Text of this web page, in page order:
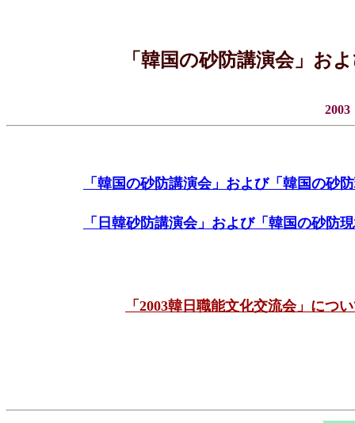
「韓国の砂防講演会」お
2003
「韓国の砂防講演会」および「韓国の
「日韓砂防講演会」および「韓国の砂防
「2003韓日職能文化交流会」につ